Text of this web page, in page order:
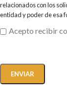
relacionados con los
entidad y poder de esa
Acepto recibir